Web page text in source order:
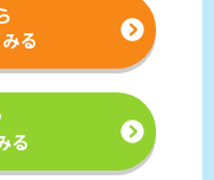
る
る